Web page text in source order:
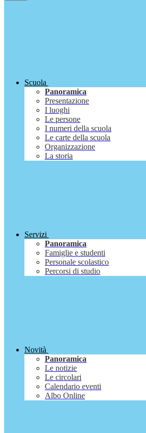
Scuola
Panoramica
Presentazione
I luoghi
Le persone
I numeri della scuola
Le carte della scuola
Organizzazione
La storia
Servizi
Panoramica
Famiglie e studenti
Personale scolastico
Percorsi di studio
Novità
Panoramica
Le notizie
Le circolari
Calendario eventi
Albo Online